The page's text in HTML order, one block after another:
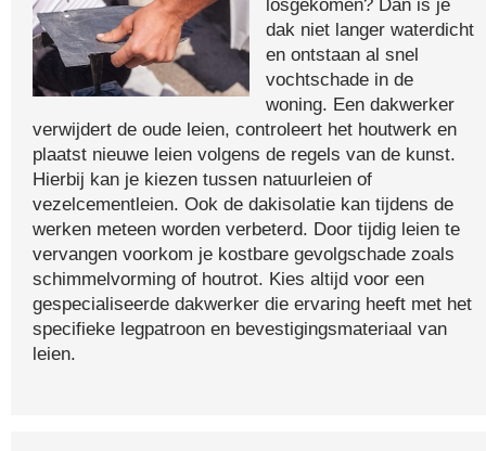
losgekomen? Dan is je
dak niet langer waterdicht
en ontstaan al snel
vochtschade in de
woning. Een dakwerker
verwijdert de oude leien, controleert het houtwerk en
plaatst nieuwe leien volgens de regels van de kunst.
Hierbij kan je kiezen tussen natuurleien of
vezelcementleien. Ook de dakisolatie kan tijdens de
werken meteen worden verbeterd. Door tijdig leien te
vervangen voorkom je kostbare gevolgschade zoals
schimmelvorming of houtrot. Kies altijd voor een
gespecialiseerde dakwerker die ervaring heeft met het
specifieke legpatroon en bevestigingsmateriaal van
leien.